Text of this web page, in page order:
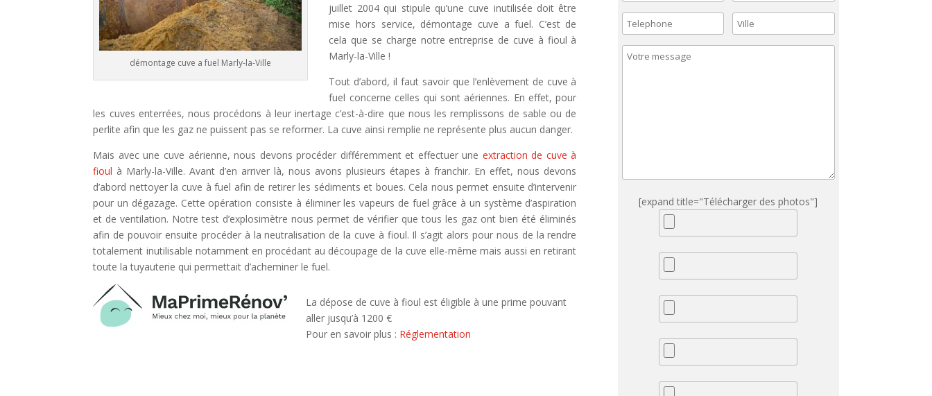
démontage cuve a fuel Marly-la-Ville
juillet 2004 qui stipule qu’une cuve inutilisée doit être
mise hors service, démontage cuve a fuel. C’est de
cela que se charge notre entreprise de cuve à fioul à
Marly-la-Ville !
Tout d’abord, il faut savoir que l’enlèvement de cuve à
fuel concerne celles qui sont aériennes. En effet, pour
les cuves enterrées, nous procédons à leur inertage c’est-à-dire que nous les remplissons de sable ou de
perlite afin que les gaz ne puissent pas se reformer. La cuve ainsi remplie ne représente plus aucun danger.
Mais avec une cuve aérienne, nous devons procéder différemment et effectuer une extraction de cuve à
fioul à Marly-la-Ville. Avant d’en arriver là, nous avons plusieurs étapes à franchir. En effet, nous devons
d’abord nettoyer la cuve à fuel afin de retirer les sédiments et boues. Cela nous permet ensuite d’intervenir
pour un dégazage. Cette opération consiste à éliminer les vapeurs de fuel grâce à un système d’aspiration
et de ventilation. Notre test d’explosimètre nous permet de vérifier que tous les gaz ont bien été éliminés
afin de pouvoir ensuite procéder à la neutralisation de la cuve à fioul. Il s’agit alors pour nous de la rendre
totalement inutilisable notamment en procédant au découpage de la cuve elle-même mais aussi en retirant
toute la tuyauterie qui permettait d’acheminer le fuel.
La dépose de cuve à fioul est éligible à une prime pouvant
aller jusqu’à 1200 €
Pour en savoir plus : Réglementation
[expand title="Télécharger des photos"]